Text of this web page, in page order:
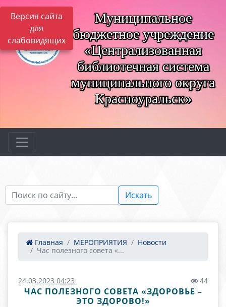
Версия сайта
для
слабовидящих
Муниципальное
бюджетное учреждение
«Централизованная
библиотечная система
муниципального округа
Красноуральск»
Искать
Главная МЕРОПРИЯТИЯ
Новости
Час полезного совета «...
24.03.2023 04:23 44
ЧАС ПОЛЕЗНОГО СОВЕТА «ЗДОРОВЬЕ –
ЭТО ЗДОРОВО!»